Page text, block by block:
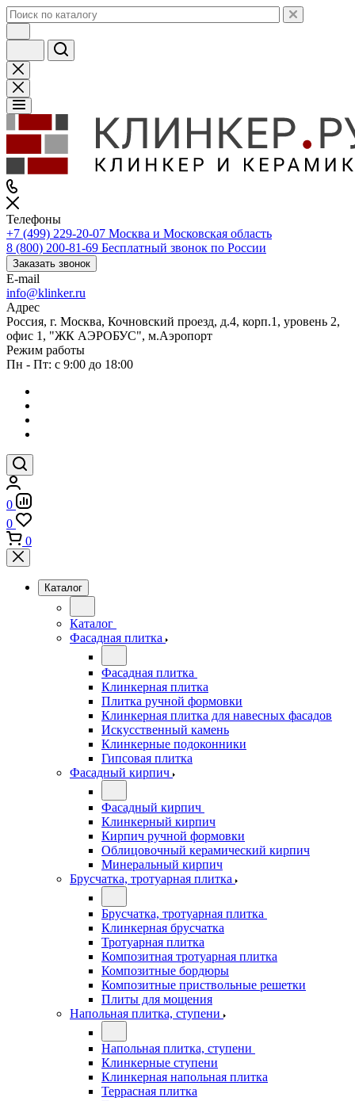
Телефоны
+7 (499) 229-20-07 Москва и Московская область
8 (800) 200-81-69 Бесплатный звонок по России
Заказать звонок
E-mail
info@klinker.ru
Адрес
Россия, г. Москва, Кочновский проезд, д.4, корп.1, уровень 2,
офис 1, "ЖК АЭРОБУС", м.Аэропорт
Режим работы
Пн - Пт: с 9:00 до 18:00
0
0
0
Каталог
Каталог
Фасадная плитка
Фасадная плитка
Клинкерная плитка
Плитка ручной формовки
Клинкерная плитка для навесных фасадов
Искусственный камень
Клинкерные подоконники
Гипсовая плитка
Фасадный кирпич
Фасадный кирпич
Клинкерный кирпич
Кирпич ручной формовки
Облицовочный керамический кирпич
Минеральный кирпич
Брусчатка, тротуарная плитка
Брусчатка, тротуарная плитка
Клинкерная брусчатка
Тротуарная плитка
Композитная тротуарная плитка
Композитные бордюры
Композитные приствольные решетки
Плиты для мощения
Напольная плитка, ступени
Напольная плитка, ступени
Клинкерные ступени
Клинкерная напольная плитка
Террасная плитка